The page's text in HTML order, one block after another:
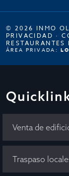
© 2026 INMO
PRIVACIDAD ·
ÁREA PRIVADA:
Venta de
Traspaso